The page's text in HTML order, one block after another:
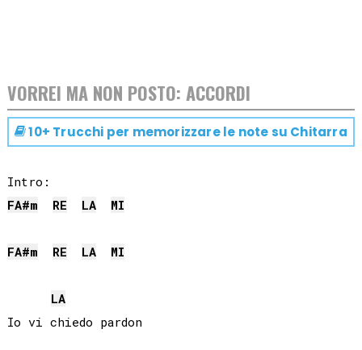
VORREI MA NON POSTO: ACCORDI
10+ Trucchi per memorizzare le note su Chitarra
FA#m RE LA MI
FA#m RE LA MI
LA
Io vi chiedo pardon